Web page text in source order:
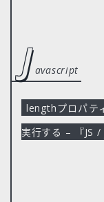
j avascript
lengthプロパテ
実行する – 『JS /